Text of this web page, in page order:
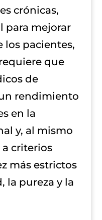
crónicas,
para mejorar
los pacientes,
que
de
rendimiento
en la
y, al mismo
criterios
más estrictos
la pureza y la